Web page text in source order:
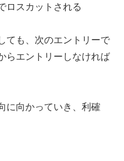
ロスカットされる
も、次のエントリーで
らエントリーしなければ
に向かっていき、利確